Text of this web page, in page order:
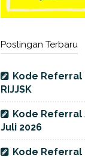
Postingan Terbaru
Kode Referral
RIJJSK
Kode Referral
Juli 2026
Kode Referral